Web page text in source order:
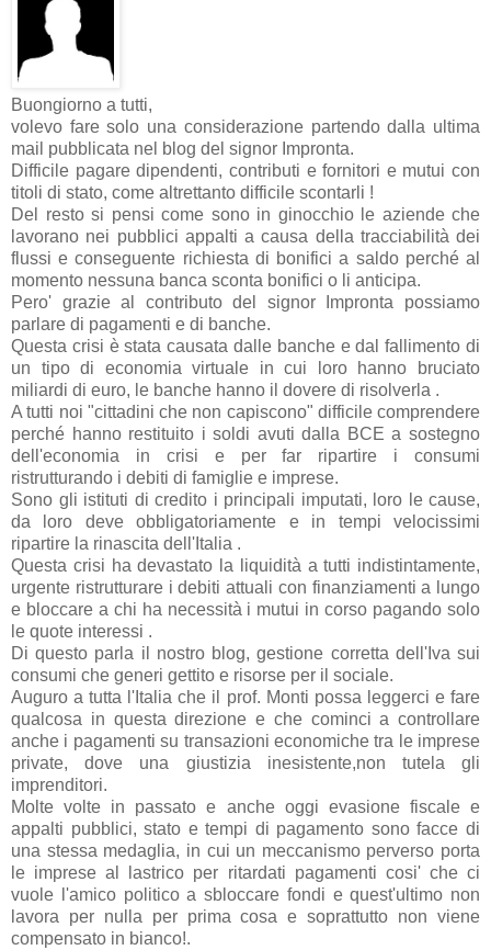
Buongiorno a tutti,
volevo fare solo una considerazione partendo dalla ultima
mail pubblicata nel blog del signor Impronta.
Difficile pagare dipendenti, contributi e fornitori e mutui con
titoli di stato, come altrettanto difficile scontarli !
Del resto si pensi come sono in ginocchio le aziende che
lavorano nei pubblici appalti a causa della tracciabilità dei
flussi e conseguente richiesta di bonifici a saldo perché al
momento nessuna banca sconta bonifici o li anticipa.
Pero' grazie al contributo del signor Impronta possiamo
parlare di pagamenti e di banche.
Questa crisi è stata causata dalle banche e dal fallimento di
un tipo di economia virtuale in cui loro hanno bruciato
miliardi di euro, le banche hanno il dovere di risolverla .
A tutti noi "cittadini che non capiscono" difficile comprendere
perché hanno restituito i soldi avuti dalla BCE a sostegno
dell'economia in crisi e per far ripartire i consumi
ristrutturando i debiti di famiglie e imprese.
Sono gli istituti di credito i principali imputati, loro le cause,
da loro deve obbligatoriamente e in tempi velocissimi
ripartire la rinascita dell'Italia .
Questa crisi ha devastato la liquidità a tutti indistintamente,
urgente ristrutturare i debiti attuali con finanziamenti a lungo
e bloccare a chi ha necessità i mutui in corso pagando solo
le quote interessi .
Di questo parla il nostro blog, gestione corretta dell'Iva sui
consumi che generi gettito e risorse per il sociale.
Auguro a tutta l'Italia che il prof. Monti possa leggerci e fare
qualcosa in questa direzione e che cominci a controllare
anche i pagamenti su transazioni economiche tra le imprese
private, dove una giustizia inesistente,non tutela gli
imprenditori.
Molte volte in passato e anche oggi evasione fiscale e
appalti pubblici, stato e tempi di pagamento sono facce di
una stessa medaglia, in cui un meccanismo perverso porta
le imprese al lastrico per ritardati pagamenti cosi' che ci
vuole l'amico politico a sbloccare fondi e quest'ultimo non
lavora per nulla per prima cosa e soprattutto non viene
compensato in bianco!.